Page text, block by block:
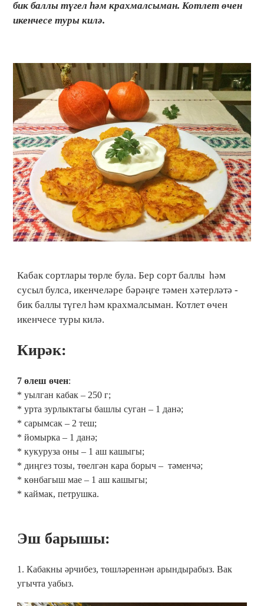
бик баллы түгел һәм крахмалсыман. Котлет өчен
икенчесе туры килә.
Кабак сортлары төрле була. Бер сорт баллы һәм
сусыл булса, икенчеләре бәрәңге тәмен хәтерләтә -
бик баллы түгел һәм крахмалсыман. Котлет өчен
икенчесе туры килә.
Кирәк:
7 өлеш өчен:
* уылган кабак – 250 г;
* урта зурлыктагы башлы суган – 1 данә;
* сарымсак – 2 теш;
* йомырка – 1 данә;
* кукуруза оны – 1 аш кашыгы;
* диңгез тозы, төелгән кара борыч – тәменчә;
* көнбагыш мае – 1 аш кашыгы;
* каймак, петрушка.
Эш барышы:
1. Кабакны әрчибез, төшләреннән арындырабыз. Вак
угычта уабыз.